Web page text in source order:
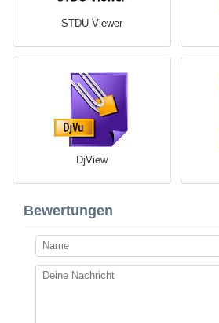
STDU Viewer
DjView
Bewertungen